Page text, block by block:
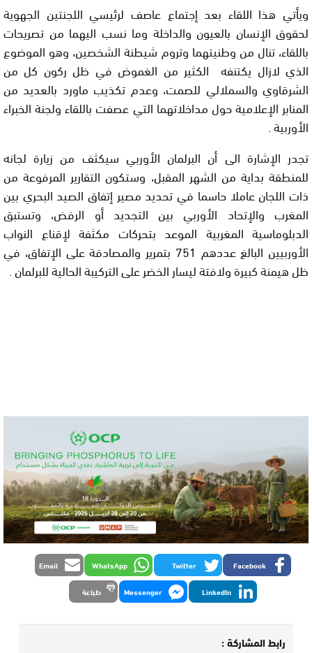
ويأتي هذا اللقاء بعد إجتماع عاصف لرئيسي اللجنتين الجهوية
لحقوق الإنسان بالعيون والداخلة وما نسب اليهما من تصريحات
باللقاء، تنال من وطنيتهما وتروم شيطنة الشخصين، وهو الموضوع
الذي لازال يكتنفه الكثير من الغموض في ظل ركون كل من
الشرقاوي والسملالي للصمت، وعدم تكذيب ماورد بالعديد من
المنابر الإعلامية حول مداخلاتهما التي عصفت باللقاء ولجنة الخبراء
الأوربية .
تجدر الإشارة الى أن البرلمان الأوربي سيكثف من زيارة لجانه
للمنطقة بداية من الشهر المقبل، وستكون التقارير المرفوعة من
ذات اللجان عاملا حاسما في تحديد مصير إتفاق الصيد البحري بين
المغرب والإتحاد الأوربي بين التجديد أو الرفض، وتستبق
الدبلوماسية المغربية الموعد بتحركات مكثفة لإقناع النواب
الأوربيين البالغ عددهم 751 بتمرير والمصادقة على الإتفاق، في
ظل هيمنة كبيرة ولافتة ليسار الخضر على التركيبة الحالية للبرلمان .
Facebook
Twitter
WhatsApp
Email
LinkedIn
Messenger طباعة
رابط المشاركة :